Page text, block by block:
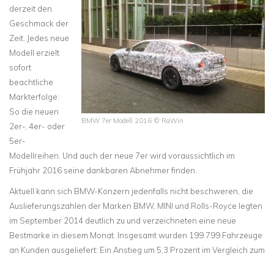
BMW 7er Modell 2016 © RaWin
derzeit den
Geschmack der
Zeit. Jedes neue
Modell erzielt
sofort
beachtliche
Markterfolge:
So die neuen
2er-, 4er- oder
5er-
Modellreihen. Und auch der neue 7er wird voraussichtlich im
Frühjahr 2016 seine dankbaren Abnehmer finden.
Aktuell kann sich BMW-Konzern jedenfalls nicht beschweren, die
Auslieferungszahlen der Marken BMW, MINI und Rolls-Royce legten
im September 2014 deutlich zu und verzeichneten eine neue
Bestmarke in diesem Monat. Insgesamt wurden 199.799 Fahrzeuge
an Kunden ausgeliefert: Ein Anstieg um 5,3 Prozent im Vergleich zum